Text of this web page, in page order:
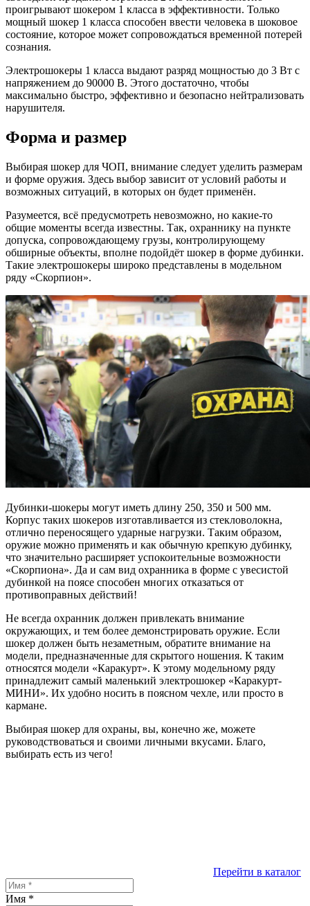
проигрывают шокером 1 класса в эффективности. Только
мощный шокер 1 класса способен ввести человека в шоковое
состояние, которое может сопровождаться временной потерей
сознания.
Электрошокеры 1 класса выдают разряд мощностью до 3 Вт с
напряжением до 90000 В. Этого достаточно, чтобы
максимально быстро, эффективно и безопасно нейтрализовать
нарушителя.
Форма и размер
Выбирая шокер для ЧОП, внимание следует уделить размерам
и форме оружия. Здесь выбор зависит от условий работы и
возможных ситуаций, в которых он будет применён.
Разумеется, всё предусмотреть невозможно, но какие-то
общие моменты всегда известны. Так, охраннику на пункте
допуска, сопровождающему грузы, контролирующему
обширные объекты, вполне подойдёт шокер в форме дубинки.
Такие электрошокеры широко представлены в модельном
ряду «Скорпион».
Дубинки-шокеры могут иметь длину 250, 350 и 500 мм.
Корпус таких шокеров изготавливается из стекловолокна,
отлично переносящего ударные нагрузки. Таким образом,
оружие можно применять и как обычную крепкую дубинку,
что значительно расширяет успокоительные возможности
«Скорпиона». Да и сам вид охранника в форме с увесистой
дубинкой на поясе способен многих отказаться от
противоправных действий!
Не всегда охранник должен привлекать внимание
окружающих, и тем более демонстрировать оружие. Если
шокер должен быть незаметным, обратите внимание на
модели, предназначенные для скрытого ношения. К таким
относятся модели «Каракурт». К этому модельному ряду
принадлежит самый маленький электрошокер «Каракурт-
МИНИ». Их удобно носить в поясном чехле, или просто в
кармане.
Выбирая шокер для охраны, вы, конечно же, можете
руководствоваться и своими личными вкусами. Благо,
выбирать есть из чего!
Перейти в каталог
Имя *